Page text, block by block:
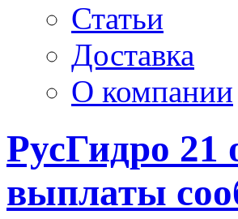
Статьи
Доставка
О компании
РусГидро 21
выплаты